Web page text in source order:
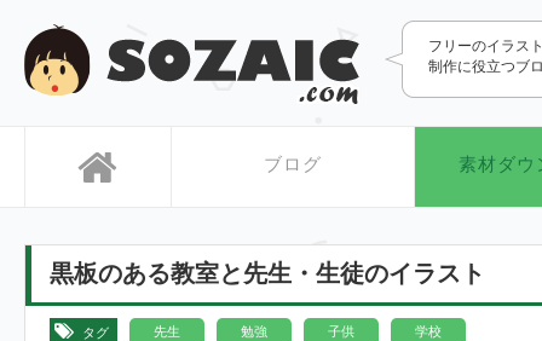
SOZAIC.com
フリーのイラス
制作に役立つブ
ブログ 素材ダウ
黒板のある教室と先生・生徒のイラスト
タグ 先生 勉強 子供 学校